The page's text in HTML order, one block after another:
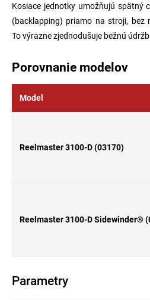
Kosiace jednotky umožňujú spätný
(backlapping) priamo na stroji, bez
To výrazne zjednodušuje bežnú
Porovnanie modelov
Model
Reelmaster 3100-D (03170)
Reelmaster 3100-D Sidewinder®
Parametry